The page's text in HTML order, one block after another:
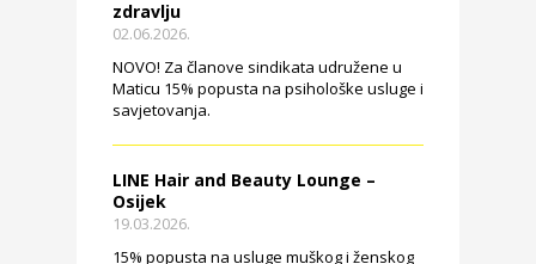
zdravlju
02.06.2026.
NOVO! Za članove sindikata udružene u
Maticu 15% popusta na psihološke usluge i
savjetovanja.
LINE Hair and Beauty Lounge –
Osijek
19.03.2026.
15% popusta na usluge muškog i ženskog